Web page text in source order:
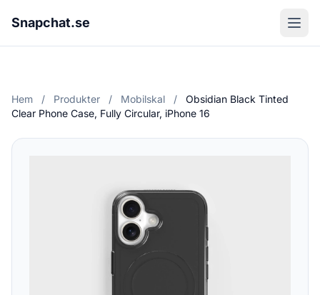
Snapchat.se
Hem / Produkter / Mobilskal /
Obsidian Black Tinted
Clear Phone Case, Fully Circular, iPhone 16